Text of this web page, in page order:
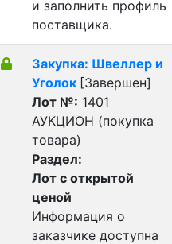
и заполнить профиль
поставщика.
Закупка: Швеллер и
Уголок [Завершен]
Лот №: 1401
АУКЦИОН (покупка
товара)
Раздел:
Лот с открытой
ценой
Информация о
заказчике доступна